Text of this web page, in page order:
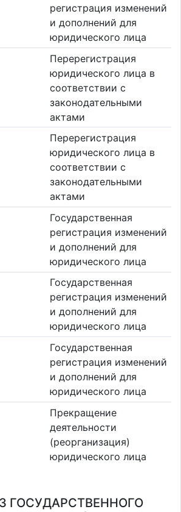
регистрация изменений
и дополнений для
юридического лица
Перерегистрация
юридического лица в
соответствии с
законодательными
актами
Перерегистрация
юридического лица в
соответствии с
законодательными
актами
Государственная
регистрация изменений
и дополнений для
юридического лица
Государственная
регистрация изменений
и дополнений для
юридического лица
Государственная
регистрация изменений
и дополнений для
юридического лица
Прекращение
деятельности
(реорганизация)
юридического лица
ГОСУДАРСТВЕННОГО